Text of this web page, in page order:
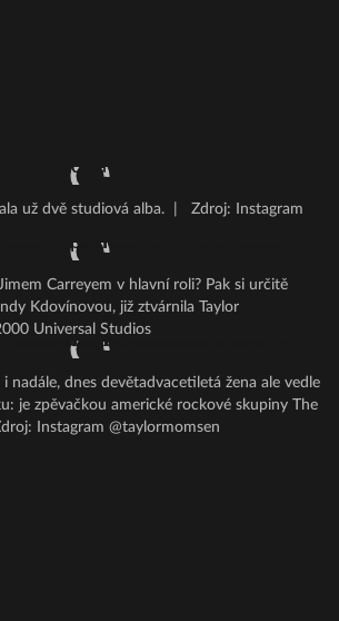
už dvě studiová alba.
Zdroj: Instagram
Carreyem v hlavní roli? Pak si určitě
Kdovínovou, již ztvárnila Taylor
Universal Studios
i nadále, dnes devětadvacetiletá žena ale vedle
je zpěvačkou americké rockové skupiny The
Instagram @taylormomsen